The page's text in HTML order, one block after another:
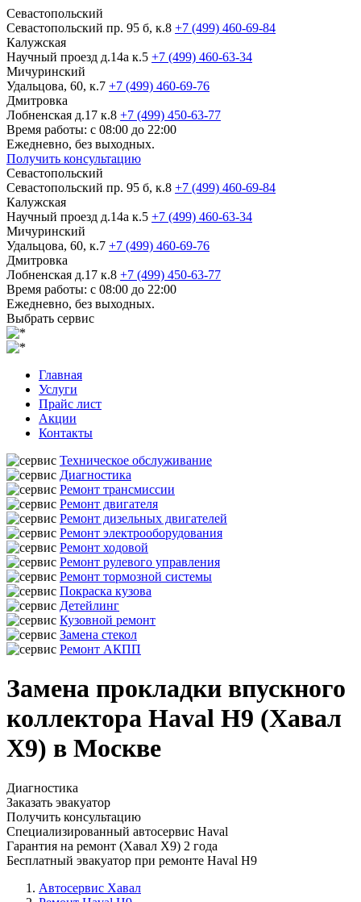
Севастопольский
Севастопольский пр. 95 б, к.8 +7 (499) 460-69-84
Калужская
Научный проезд д.14а к.5 +7 (499) 460-63-34
Мичуринский
Удальцова, 60, к.7 +7 (499) 460-69-76
Дмитровка
Лобненская д.17 к.8 +7 (499) 450-63-77
Время работы: с 08:00 до 22:00
Ежедневно, без выходных.
Получить консультацию
Севастопольский
Севастопольский пр. 95 б, к.8 +7 (499) 460-69-84
Калужская
Научный проезд д.14а к.5 +7 (499) 460-63-34
Мичуринский
Удальцова, 60, к.7 +7 (499) 460-69-76
Дмитровка
Лобненская д.17 к.8 +7 (499) 450-63-77
Время работы: с 08:00 до 22:00
Ежедневно, без выходных.
Выбрать сервис
Главная
Услуги
Прайс лист
Акции
Контакты
Техническое обслуживание
Диагностика
Ремонт трансмиссии
Ремонт двигателя
Ремонт дизельных двигателей
Ремонт электрооборудования
Ремонт ходовой
Ремонт рулевого управления
Ремонт тормозной системы
Покраска кузова
Детейлинг
Кузовной ремонт
Замена стекол
Ремонт АКПП
Замена прокладки впускного
коллектора Haval H9 (Хавал
Х9) в Москве
Диагностика
Заказать эвакуатор
Получить консультацию
Специализированный автосервис Haval
Гарантия на ремонт (Хавал Х9) 2 года
Бесплатный эвакуатор при ремонте Haval H9
Автосервис Хавал